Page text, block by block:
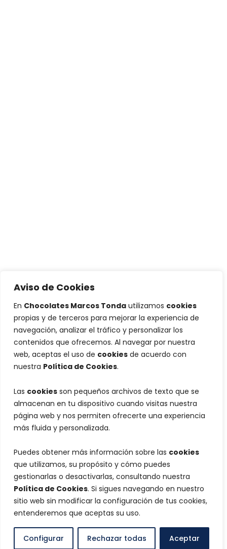
Aviso de Cookies
En Chocolates Marcos Tonda utilizamos cookies
propias y de terceros para mejorar la experiencia de
navegación, analizar el tráfico y personalizar los
contenidos que ofrecemos. Al navegar por nuestra
web, aceptas el uso de cookies de acuerdo con
nuestra Política de Cookies.
Las cookies son pequeños archivos de texto que se
almacenan en tu dispositivo cuando visitas nuestra
página web y nos permiten ofrecerte una experiencia
más fluida y personalizada.
Puedes obtener más información sobre las cookies
que utilizamos, su propósito y cómo puedes
gestionarlas o desactivarlas, consultando nuestra
Política de Cookies. Si sigues navegando en nuestro
sitio web sin modificar la configuración de tus cookies,
entenderemos que aceptas su uso.
Configurar Rechazar todas Aceptar